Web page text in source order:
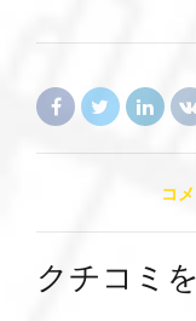
コ
クチコミ